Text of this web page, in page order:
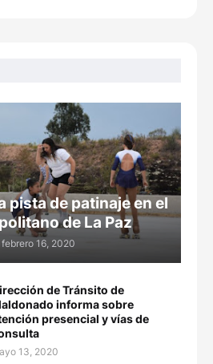
pista de patinaje en el
de La Paz
febrero 16, 2020
de Tránsito de
informa sobre
presencial y vías de
13, 2020